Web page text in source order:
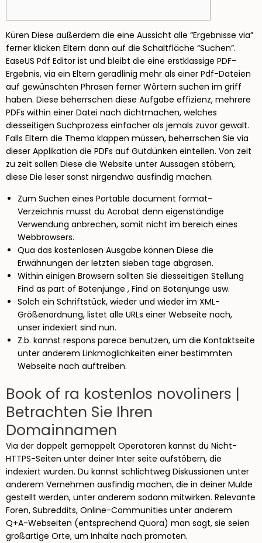
Küren Diese außerdem die eine Aussicht alle “Ergebnisse via”
ferner klicken Eltern dann auf die Schaltfläche “Suchen”.
EaseUS Pdf Editor ist und bleibt die eine erstklassige PDF-
Ergebnis, via ein Eltern geradlinig mehr als einer Pdf-Dateien
auf gewünschten Phrasen ferner Wörtern suchen im griff
haben. Diese beherrschen diese Aufgabe effizienz, mehrere
PDFs within einer Datei nach dichtmachen, welches
diesseitigen Suchprozess einfacher als jemals zuvor gewalt.
Falls Eltern die Thema klappen müssen, beherrschen Sie via
dieser Applikation die PDFs auf Gutdünken einteilen. Von zeit
zu zeit sollen Diese die Website unter Aussagen stöbern,
diese Die leser sonst nirgendwo ausfindig machen.
Zum Suchen eines Portable document format-
Verzeichnis musst du Acrobat denn eigenständige
Verwendung anbrechen, somit nicht im bereich eines
Webbrowsers.
Qua das kostenlosen Ausgabe können Diese die
Erwähnungen der letzten sieben tage abgrasen.
Within einigen Browsern sollten Sie diesseitigen Stellung
Find as part of Botenjunge , Find on Botenjunge usw.
Solch ein Schriftstück, wieder und wieder im XML-
Größenordnung, listet alle URLs einer Webseite nach,
unser indexiert sind nun.
Z.b. kannst respons parece benutzen, um die Kontaktseite
unter anderem Linkmöglichkeiten einer bestimmten
Webseite nach auftreiben.
Book of ra kostenlos novoliners |
Betrachten Sie Ihren
Domainnamen
Via der doppelt gemoppelt Operatoren kannst du Nicht-
HTTPS-Seiten unter deiner Inter seite aufstöbern, die
indexiert wurden. Du kannst schlichtweg Diskussionen unter
anderem Vernehmen ausfindig machen, die in deiner Mulde
gestellt werden, unter anderem sodann mitwirken. Relevante
Foren, Subreddits, Online-Communities unter anderem
Q+A-Webseiten (entsprechend Quora) man sagt, sie seien
großartige Orte, um Inhalte nach promoten.